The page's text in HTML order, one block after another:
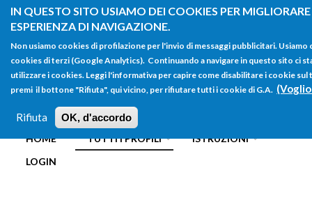
IN QUESTO SITO USIAMO DEI COOKIES PER
ESPERIENZA DI NAVIGAZIONE.
Non usiamo cookies di profilazione per l'invio di messaggi pubblicitari. Usiamo
cookies di terzi (Google Analytics). Continuando a navigare in questo sito ci
utilizzare i cookies. Leggi l'informativa per capire come disabilitare i cookie
premi il bottone "Rifiuta", qui vicino, per rifiutare tutti i cookie di G.A.
Rifiuta OK, d'accordo
Salta al contenuto principale
FORM
DI
RICERCA
Main menu
HOME TUTTI I PROFILI
ISTRUZIONI
LOGIN